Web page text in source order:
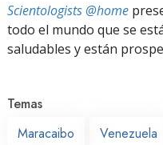
Scientologists @home
todo el mundo que se
saludables y están
Temas
Maracaibo
Venezuela